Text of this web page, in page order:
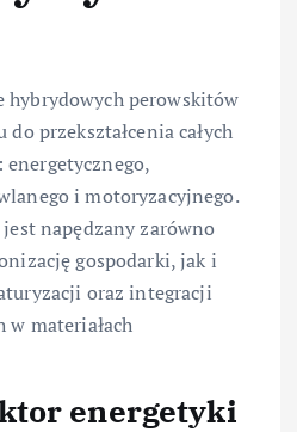
hybrydowych perowskitów
przekształcenia całych
energetycznego,
i motoryzacyjnego.
napędzany zarówno
gospodarki, jak i
oraz integracji
materiałach
energetyki